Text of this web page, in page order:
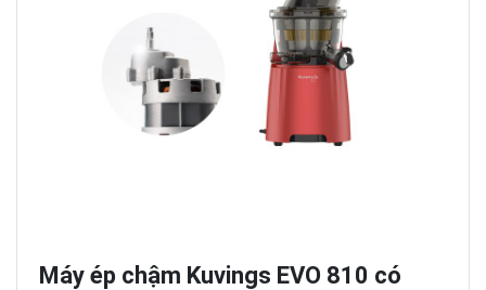
Máy ép chậm Kuvings EVO 810 có